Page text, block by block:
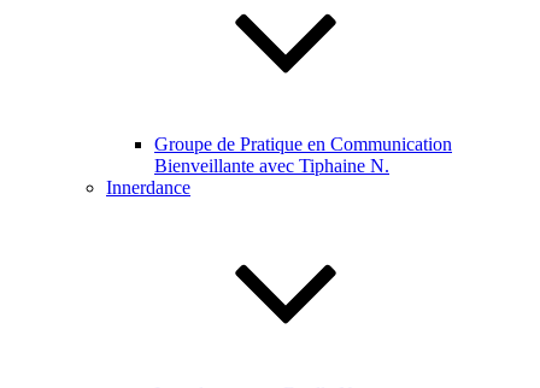
Groupe de Pratique en Communication
Bienveillante avec Tiphaine N.
Innerdance